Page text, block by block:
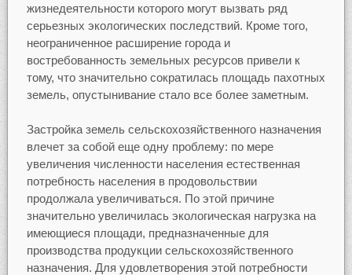
жизнедеятельности которого могут вызвать ряд
серьезных экологических последствий. Кроме того,
неограниченное расширение города и
востребованность земельных ресурсов привели к
тому, что значительно сократилась площадь пахотных
земель, опустынивание стало все более заметным.
Застройка земель сельскохозяйственного назначения
влечет за собой еще одну проблему: по мере
увеличения численности населения естественная
потребность населения в продовольствии
продолжала увеличиваться. По этой причине
значительно увеличилась экологическая нагрузка на
имеющиеся площади, предназначенные для
производства продукции сельскохозяйственного
назначения. Для удовлетворения этой потребности